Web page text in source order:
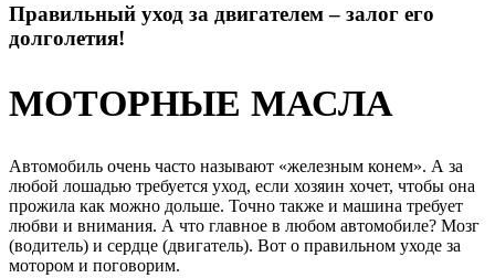
Правильный уход за двигателем – залог его
долголетия!
МОТОРНЫЕ МАСЛА
Автомобиль очень часто называют «железным конем». А за
любой лошадью требуется уход, если хозяин хочет, чтобы она
прожила как можно дольше. Точно также и машина требует
любви и внимания. А что главное в любом автомобиле? Мозг
(водитель) и сердце (двигатель). Вот о правильном уходе за
мотором и поговорим.